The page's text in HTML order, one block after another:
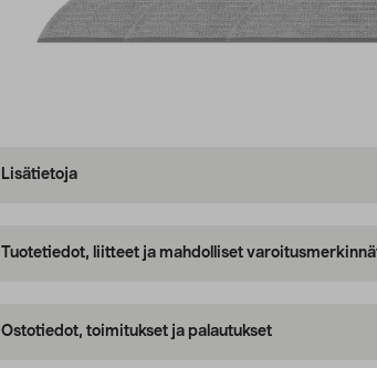
Lisätietoja
Tuotetiedot, liitteet ja mahdolliset
Ostotiedot, toimitukset ja palautukset